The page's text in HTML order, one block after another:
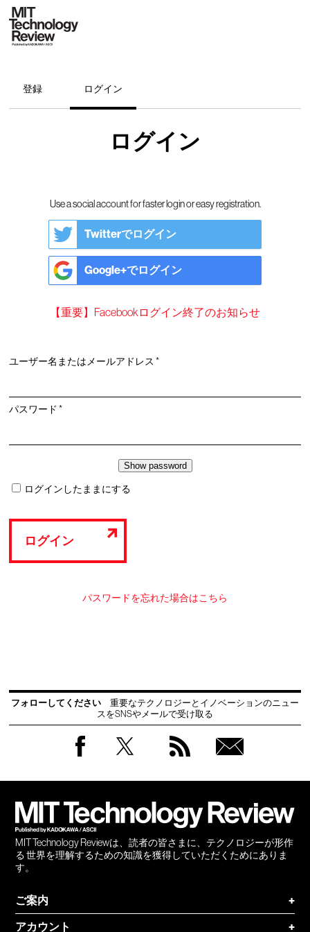
登録 ログイン
ログイン
Use a social account for faster login or easy registration.
Twitterでログイン
Google+でログイン
【重要】Facebookログイン終了のお知らせ
ユーザー名またはメールアドレス*必
パスワード*必
ログインしたままにする
ログイン
パスワードを忘れた場合はこちら
フォローしてください
重要なテクノロジーとイノベーションのニュー
スをSNSやメールで受け取る
MIT Technology Reviewは、読者の皆さまに、テクノロジーが形作
る 世界を理解するための知識を獲得していただくためにありま
す。
ご案内
+
アカウント
+